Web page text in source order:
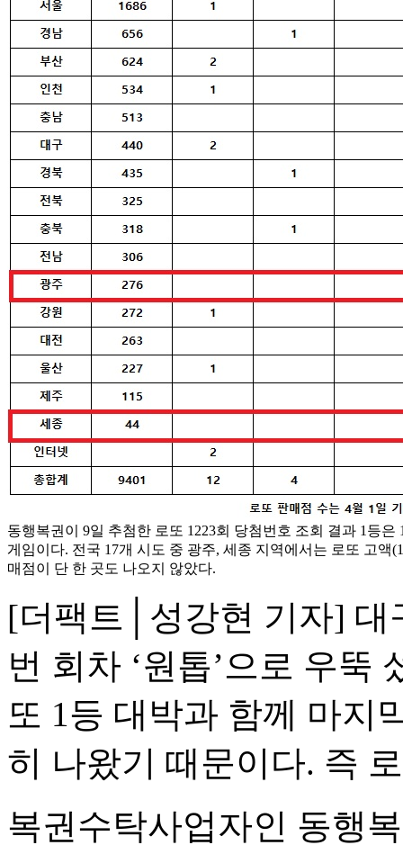
동행복권이 9일 추첨한 로또 1223회 당첨번호 조회 결과 1등은
게임이다. 전국 17개 시도 중 광주, 세종 지역에서는 로또 고액
매점이 단 한 곳도 나오지 않았다.
[더팩트│성강현 기자] 대
번 회차 ‘원톱’으로 우뚝
또 1등 대박과 함께 마지
히 나왔기 때문이다. 즉
복권수탁사업자인 동행